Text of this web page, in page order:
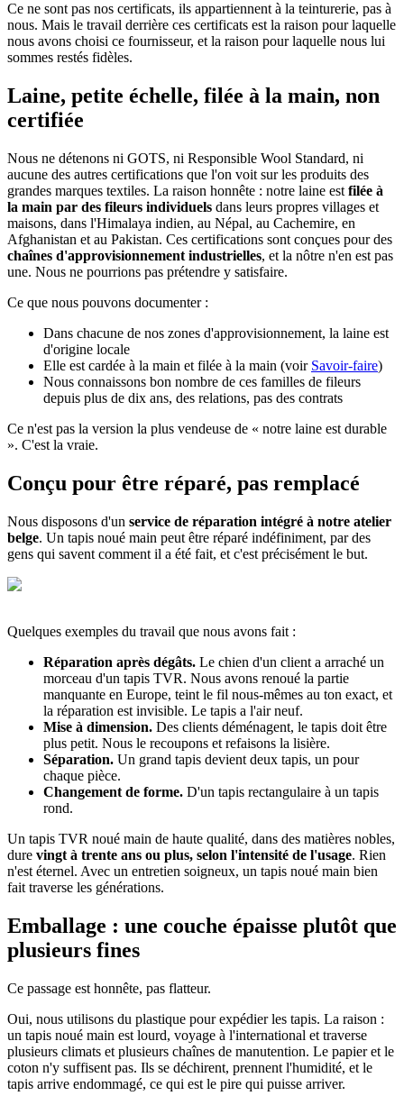
Ce ne sont pas nos certificats, ils appartiennent à la teinturerie, pas à
nous. Mais le travail derrière ces certificats est la raison pour laquelle
nous avons choisi ce fournisseur, et la raison pour laquelle nous lui
sommes restés fidèles.
Laine, petite échelle, filée à la main, non
certifiée
Nous ne détenons ni GOTS, ni Responsible Wool Standard, ni
aucune des autres certifications que l'on voit sur les produits des
grandes marques textiles. La raison honnête : notre laine est filée à
la main par des fileurs individuels dans leurs propres villages et
maisons, dans l'Himalaya indien, au Népal, au Cachemire, en
Afghanistan et au Pakistan. Ces certifications sont conçues pour des
chaînes d'approvisionnement industrielles, et la nôtre n'en est pas
une. Nous ne pourrions pas prétendre y satisfaire.
Ce que nous pouvons documenter :
Dans chacune de nos zones d'approvisionnement, la laine est
d'origine locale
Elle est cardée à la main et filée à la main (voir Savoir-faire)
Nous connaissons bon nombre de ces familles de fileurs
depuis plus de dix ans, des relations, pas des contrats
Ce n'est pas la version la plus vendeuse de « notre laine est durable
». C'est la vraie.
Conçu pour être réparé, pas remplacé
Nous disposons d'un service de réparation intégré à notre atelier
belge. Un tapis noué main peut être réparé indéfiniment, par des
gens qui savent comment il a été fait, et c'est précisément le but.
Quelques exemples du travail que nous avons fait :
Réparation après dégâts. Le chien d'un client a arraché un
morceau d'un tapis TVR. Nous avons renoué la partie
manquante en Europe, teint le fil nous-mêmes au ton exact, et
la réparation est invisible. Le tapis a l'air neuf.
Mise à dimension. Des clients déménagent, le tapis doit être
plus petit. Nous le recoupons et refaisons la lisière.
Séparation. Un grand tapis devient deux tapis, un pour
chaque pièce.
Changement de forme. D'un tapis rectangulaire à un tapis
rond.
Un tapis TVR noué main de haute qualité, dans des matières nobles,
dure vingt à trente ans ou plus, selon l'intensité de l'usage. Rien
n'est éternel. Avec un entretien soigneux, un tapis noué main bien
fait traverse les générations.
Emballage : une couche épaisse plutôt que
plusieurs fines
Ce passage est honnête, pas flatteur.
Oui, nous utilisons du plastique pour expédier les tapis. La raison :
un tapis noué main est lourd, voyage à l'international et traverse
plusieurs climats et plusieurs chaînes de manutention. Le papier et le
coton n'y suffisent pas. Ils se déchirent, prennent l'humidité, et le
tapis arrive endommagé, ce qui est le pire qui puisse arriver.